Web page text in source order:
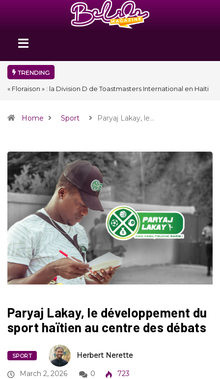
TRENDING
« Floraison » : la Division D de Toastmasters International en Haïti
Home Sport Paryaj Lakay, le…
Paryaj Lakay, le développement du
sport haïtien au centre des débats
SPORT Herbert Nerette
March 2, 2026 0
723